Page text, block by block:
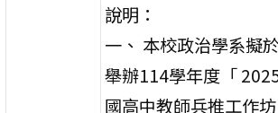
說明：
一、 本校政治學系擬
舉辦114學年度「
國高中教師兵推工作